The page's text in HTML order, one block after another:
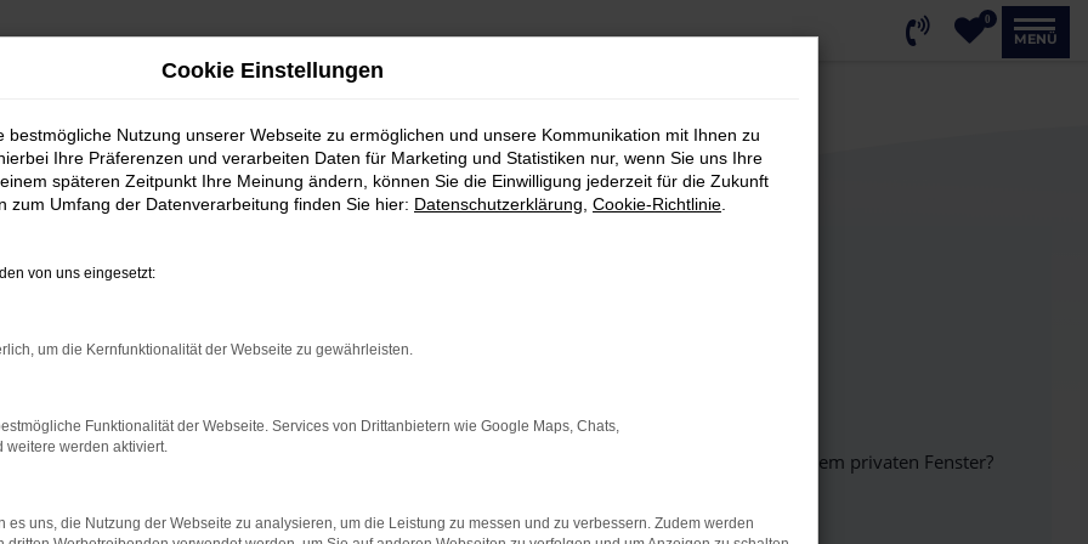
0
MENÜ
bestimmter Seiten verhindern. Funktioniert die Seite in einem anderen Browser oder in einem privaten Fenster?
beheben.
Cookie Einstellungen
bestmögliche Nutzung unserer Webseite zu ermöglichen und unsere Kommunikation mit Ihnen zu
Ihre Präferenzen und verarbeiten Daten für Marketing und Statistiken nur, wenn Sie uns Ihre
späteren Zeitpunkt Ihre Meinung ändern, können Sie die Einwilligung jederzeit für die Zukunft
zum Umfang der Datenverarbeitung finden Sie hier: Datenschutzerklärung Cookie-Richtlinie
von uns eingesetzt:
um die Kernfunktionalität der Webseite zu gewährleisten.
Funktionalität der Webseite. Services von Drittanbietern wie Google Maps, Chats,
weitere werden aktiviert.
es uns, die Nutzung der Webseite zu analysieren, um die Leistung zu messen und zu verbessern. Zudem werden